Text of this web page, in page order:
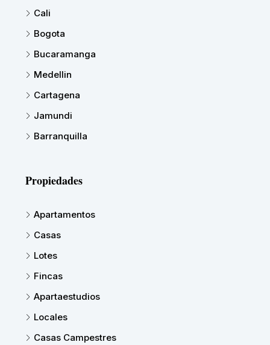
Cali
Bogota
Bucaramanga
Medellin
Cartagena
Jamundi
Barranquilla
Propiedades
Apartamentos
Casas
Lotes
Fincas
Apartaestudios
Locales
Casas Campestres